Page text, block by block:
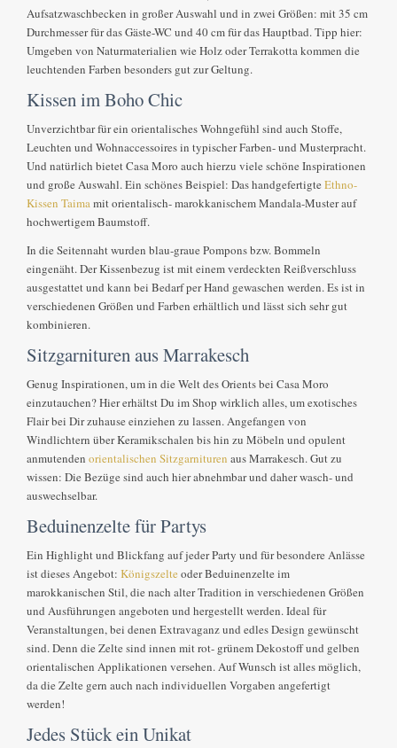
Aufsatzwaschbecken in großer Auswahl und in zwei Größen: mit 35 cm
Durchmesser für das Gäste-WC und 40 cm für das Hauptbad. Tipp hier:
Umgeben von Naturmaterialien wie Holz oder Terrakotta kommen die
leuchtenden Farben besonders gut zur Geltung.
Kissen im Boho Chic
Unverzichtbar für ein orientalisches Wohngefühl sind auch Stoffe,
Leuchten und Wohnaccessoires in typischer Farben- und Musterpracht.
Und natürlich bietet Casa Moro auch hierzu viele schöne Inspirationen
und große Auswahl. Ein schönes Beispiel: Das handgefertigteEthno-
Kissen Taimamit orientalisch- marokkanischem Mandala-Muster auf
hochwertigem Baumstoff.
In die Seitennaht wurden blau-graue Pompons bzw. Bommeln
eingenäht. Der Kissenbezug ist mit einem verdeckten Reißverschluss
ausgestattet und kann bei Bedarf per Hand gewaschen werden. Es ist in
verschiedenen Größen und Farben erhältlich und lässt sich sehr gut
kombinieren.
Sitzgarnituren aus Marrakesch
Genug Inspirationen, um in die Welt des Orients bei Casa Moro
einzutauchen? Hier erhältst Du im Shop wirklich alles, um exotisches
Flair bei Dir zuhause einziehen zu lassen. Angefangen von
Windlichtern über Keramikschalen bis hin zu Möbeln und opulent
anmutendenorientalischen Sitzgarnituren aus Marrakesch. Gut zu
wissen: Die Bezüge sind auch hier abnehmbar und daher wasch- und
auswechselbar.
Beduinenzelte für Partys
Ein Highlight und Blickfang auf jeder Party und für besondere Anlässe
ist dieses Angebot:Königszelteoder Beduinenzelte im
marokkanischen Stil, die nach alter Tradition in verschiedenen Größen
und Ausführungen angeboten und hergestellt werden. Ideal für
Veranstaltungen, bei denen Extravaganz und edles Design gewünscht
sind. Denn die Zelte sind innen mit rot- grünem Dekostoff und gelben
orientalischen Applikationen versehen. Auf Wunsch ist alles möglich,
da die Zelte gern auch nach individuellen Vorgaben angefertigt
werden!
Jedes Stück ein Unikat